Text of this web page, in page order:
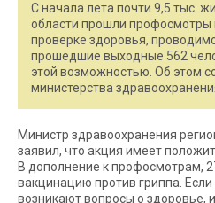
С начала лета почти 9,5 тыс.
области прошли профосмотры
проверке здоровья,
прошедшие выходные 562
этой возможностью. Об этом
министерства
Министр здравоохранения
заявил, что акция имеет
В дополнение к профосмотрам,
вакцинацию против гриппа. Если
возникают вопросы о здоровье,